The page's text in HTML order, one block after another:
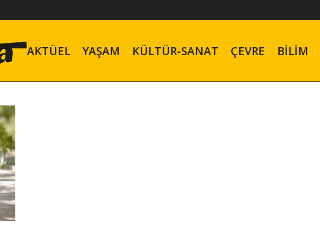
AKTÜEL YAŞAM KÜLTÜR-SANAT ÇEVRE BILIM